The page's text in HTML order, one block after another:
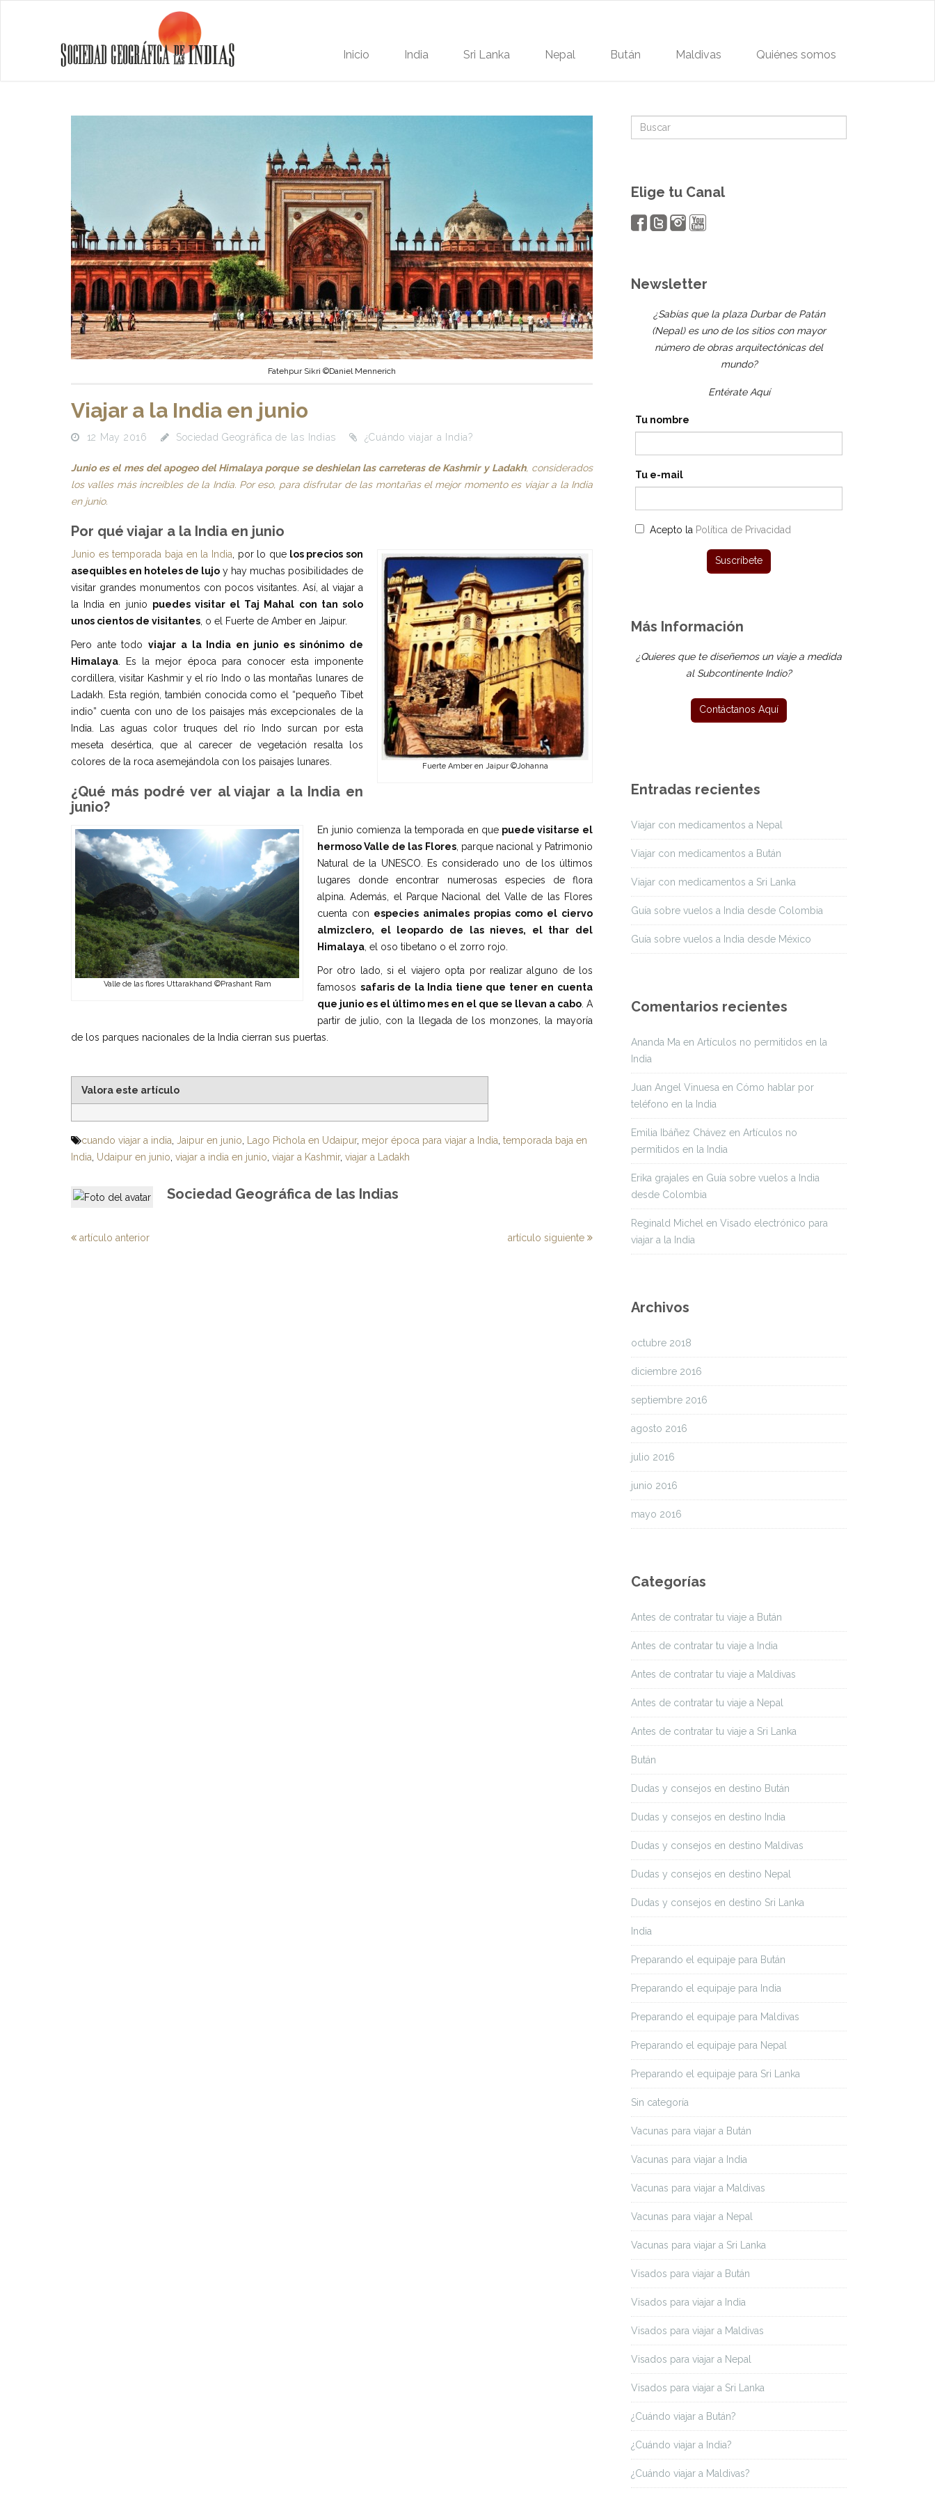
Inicio India Sri Lanka Nepal Bután Maldivas Quiénes somos
Fatehpur Sikri ©Daniel Mennerich
Viajar a la India en junio
12 May 2016 Sociedad Geográfica de las Indias ¿Cuándo viajar a India?
Junio es el mes del apogeo del Himalaya porque se deshielan las carreteras de Kashmir y Ladakh, considerados
los valles más increíbles de la India. Por eso, para disfrutar de las montañas el mejor momento es viajar a la India
en junio.
Por qué viajar a la India en junio
Fuerte Amber en Jaipur ©Johanna
Junio es temporada baja en la India , por lo que los precios son
asequibles en hoteles de lujo y hay muchas posibilidades de
visitar grandes monumentos con pocos visitantes. Así, al viajar a
la India en junio puedes visitar el Taj Mahal con tan solo
unos cientos de visitantes , o el Fuerte de Amber en Jaipur.
Pero ante todoviajar a la India en junio es sinónimo de
Himalaya . Es la mejor época para conocer esta imponente
cordillera, visitar Kashmir y el río Indo o las montañas lunares de
Ladakh. Esta región, también conocida como el “pequeño Tíbet
indio” cuenta con uno de los paisajes más excepcionales de la
India. Las aguas color truques del río Indo surcan por esta
meseta desértica, que al carecer de vegetación resalta los
colores de la roca asemejándola con los paisajes lunares.
¿Qué más podré ver al viajar a la India en
junio?
Valle de las flores Uttarakhand ©Prashant Ram
En junio comienza la temporada en que puede visitarse el
hermoso Valle de las Flores, parque nacional y Patrimonio
Natural de la UNESCO. Es considerado uno de los últimos
lugares donde encontrar numerosas especies de flora
alpina. Además, el Parque Nacional del Valle de las Flores
cuenta con especies animales propias como el ciervo
almizclero, el leopardo de las nieves, el thar del
Himalaya , el oso tibetano o el zorro rojo.
Por otro lado, si el viajero opta por realizar alguno de los
famosos safaris de la India tiene que tener en cuenta
que junio es el último mes en el que se llevan a cabo . A
partir de julio, con la llegada de los monzones, la mayoría
de los parques nacionales de la India cierran sus puertas.
Valora este artículo
cuando viajar a india Jaipur en junio Lago Pichola en Udaipur, mejor época para viajar a India temporada baja en
India Udaipur en junio viajar a india en junio viajar a Kashmir, viajar a Ladakh
Sociedad Geográfica de las Indias
artículo anterior artículo siguiente
Elige tu Canal
Newsletter
¿Sabías que la plaza Durbar de Patán
(Nepal) es uno de los sitios con mayor
número de obras arquitectónicas del
mundo?
Entérate Aquí
Tu nombre
Tu e-mail
Acepto la Política de Privacidad
Más Información
¿Quieres que te diseñemos un viaje a medida
al Subcontinente Indio?
Entradas recientes
Viajar con medicamentos a Nepal
Viajar con medicamentos a Bután
Viajar con medicamentos a Sri Lanka
Guía sobre vuelos a India desde Colombia
Guía sobre vuelos a India desde México
Comentarios recientes
Ananda Ma en Artículos no permitidos en la
India
Juan Angel Vinuesa en Cómo hablar por
teléfono en la India
Emilia Ibáñez Chávez en Artículos no
permitidos en la India
Erika grajales en Guía sobre vuelos a India
desde Colombia
Reginald Michel en Visado electrónico para
viajar a la India
Archivos
octubre 2018
diciembre 2016
septiembre 2016
agosto 2016
julio 2016
junio 2016
mayo 2016
Categorías
Antes de contratar tu viaje a Bután
Antes de contratar tu viaje a India
Antes de contratar tu viaje a Maldivas
Antes de contratar tu viaje a Nepal
Antes de contratar tu viaje a Sri Lanka
Bután
Dudas y consejos en destino Bután
Dudas y consejos en destino India
Dudas y consejos en destino Maldivas
Dudas y consejos en destino Nepal
Dudas y consejos en destino Sri Lanka
India
Preparando el equipaje para Bután
Preparando el equipaje para India
Preparando el equipaje para Maldivas
Preparando el equipaje para Nepal
Preparando el equipaje para Sri Lanka
Sin categoría
Vacunas para viajar a Bután
Vacunas para viajar a India
Vacunas para viajar a Maldivas
Vacunas para viajar a Nepal
Vacunas para viajar a Sri Lanka
Visados para viajar a Bután
Visados para viajar a India
Visados para viajar a Maldivas
Visados para viajar a Nepal
Visados para viajar a Sri Lanka
¿Cuándo viajar a Bután?
¿Cuándo viajar a India?
¿Cuándo viajar a Maldivas?